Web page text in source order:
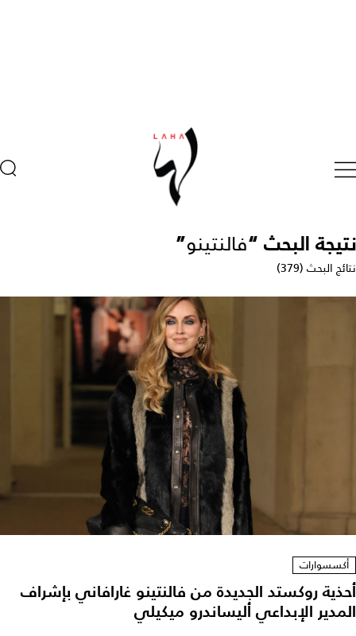
نتيجة البحث “فالنتينو”
نتائج البحث (379)
أكسسوارات
أحذية روكستد الجديدة من فالنتينو غارافاني بإشراف
المدير الإبداعي أليساندرو ميكيلي